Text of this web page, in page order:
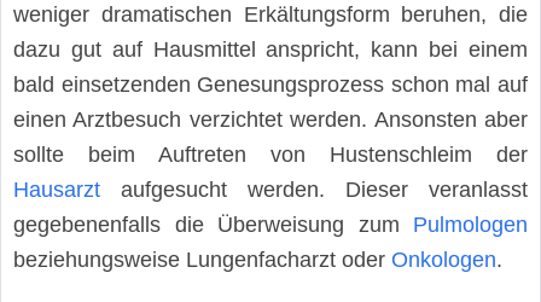
weniger dramatischen Erkältungsform beruhen, die
dazu gut auf Hausmittel anspricht, kann bei einem
bald einsetzenden Genesungsprozess schon mal auf
einen Arztbesuch verzichtet werden. Ansonsten aber
sollte beim Auftreten von Hustenschleim der
Hausarzt aufgesucht werden. Dieser veranlasst
gegebenenfalls die Überweisung zum Pulmologen
beziehungsweise Lungenfacharzt oder Onkologen.